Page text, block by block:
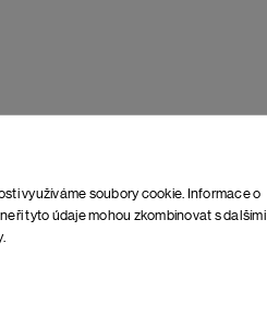
využíváme soubory cookie. Informace o
tyto údaje mohou zkombinovat s dalšími